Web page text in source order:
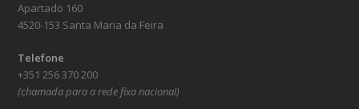
Apartado 160
4520-153 Santa Maria da Feira
Telefone
+351 256 370 200
(chamada para a rede fixa nacional)